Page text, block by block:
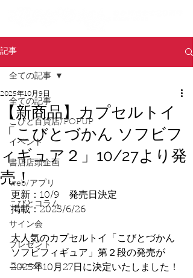
記事
全ての記事
こびと百貨店/POPUP
イベント
書店店頭企画
web/アプリ
こびとコラム
サイン会
プレゼント
ニュース
全ての記事
【新商品】カプセルトイ
「こびとづかん ソフビフ
ィギュア２」10/27より発
売！
2025年10月9日
更新：10/9　発売日決定
掲載：2025/6/26
大人気のカプセルトイ「こびとづかん
ソフビフィギュア」第２段の発売が
2025年10月27日に決定いたしました！